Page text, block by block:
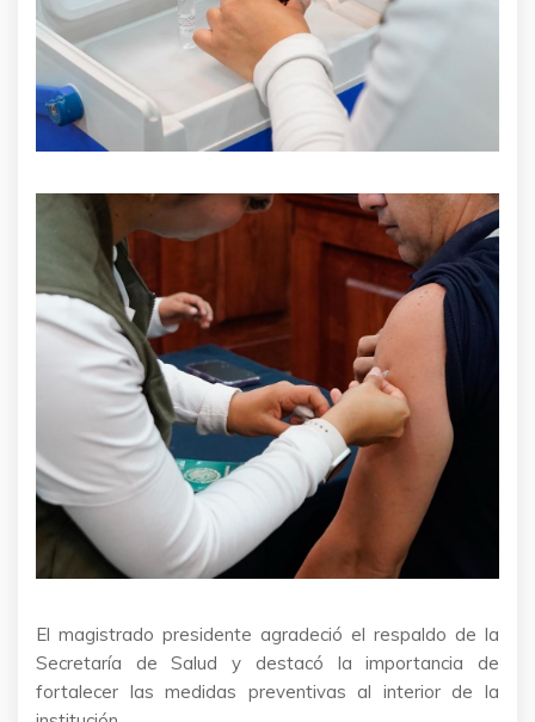
El magistrado presidente agradeció el respaldo de la
Secretaría de Salud y destacó la importancia de
fortalecer las medidas preventivas al interior de la